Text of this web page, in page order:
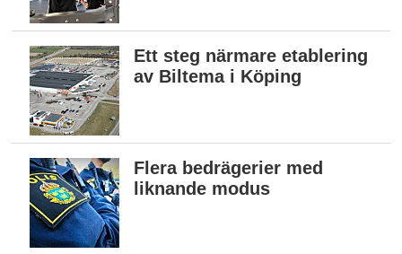
Ett steg närmare etablering
av Biltema i Köping
Flera bedrägerier med
liknande modus